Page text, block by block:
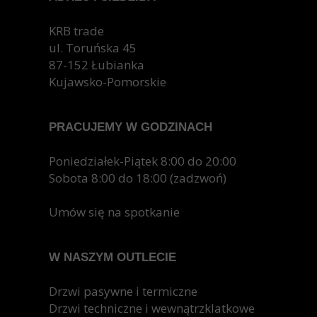
W NASZYM OUTLECIE
Drzwi pasywne i termiczne
Drzwi techniczne i wewnątrzklatkowe
PRACUJEMY W GODZINACH
Poniedziałek-Piątek 8:00 do 20:00
Sobota 8:00 do 18:00 (zadzwoń)
Umów się na spotkanie
KRB trade
ul. Toruńska 45
87-152 Łubianka
Kujawsko-Pomorskie
konieczności wymiany.
Ochrona środowiska:
pianką poliuretanową, przyczyniasz się do
ochrony środowiska.
Podsumowanie
przyszłość. Dzięki swoim wyjątkowym właściwościom
zapewniają komfort, bezpieczeństwo i trwałość. Jeśli
chcesz cieszyć się ciepłem, ciszą i niskimi rachunkami
za ogrzewanie, warto zdecydować się właśnie na takie